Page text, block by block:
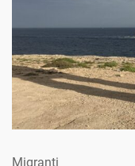
Migranti